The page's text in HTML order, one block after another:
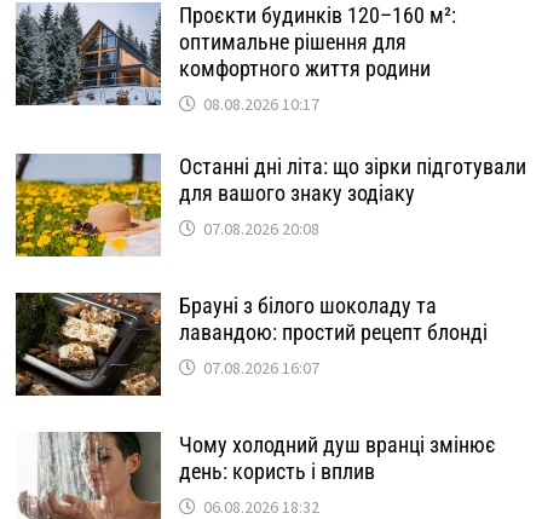
Проєкти будинків 120–160 м²:
оптимальне рішення для
комфортного життя родини
08.08.2026 10:17
Останні дні літа: що зірки підготували
для вашого знаку зодіаку
07.08.2026 20:08
Брауні з білого шоколаду та
лавандою: простий рецепт блонді
07.08.2026 16:07
Чому холодний душ вранці змінює
день: користь і вплив
06.08.2026 18:32